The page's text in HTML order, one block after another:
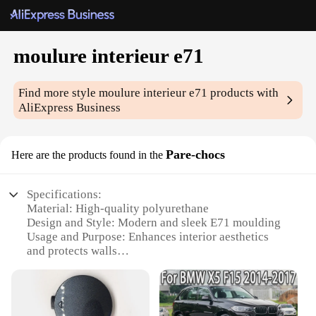
moulure interieur e71
Find more stylemoulure interieur e71 products with
AliExpress Business
Here are the products found in the Pare-chocs
Specifications:
Material: High-quality polyurethane
Design and Style: Modern and sleek E71 moulding
Usage and Purpose: Enhances interior aesthetics
and protects walls
Shape or Size or Weight or Quantity: Available in
sets for a complete look